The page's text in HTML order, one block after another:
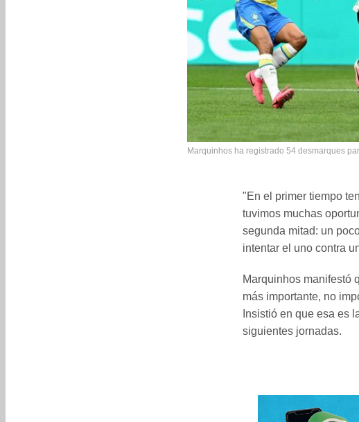
Marquinhos ha registrado 54 desmarques
"En el primer tiempo
tuvimos muchas
segunda mitad: un
intentar el uno contra
Marquinhos manifestó
más importante, no
Insistió en que esa es
siguientes jornadas.